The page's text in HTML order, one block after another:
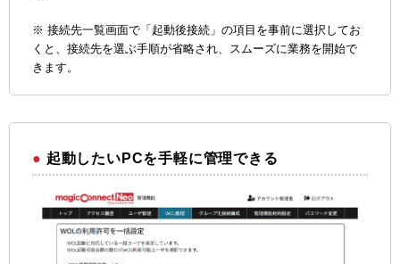
※ 接続先一覧画面で「起動後接続」の項目を事前に選択してお
くと、接続先を選ぶ手順が省略され、スムーズに業務を開始で
きます。
起動したいPCを手軽に管理できる